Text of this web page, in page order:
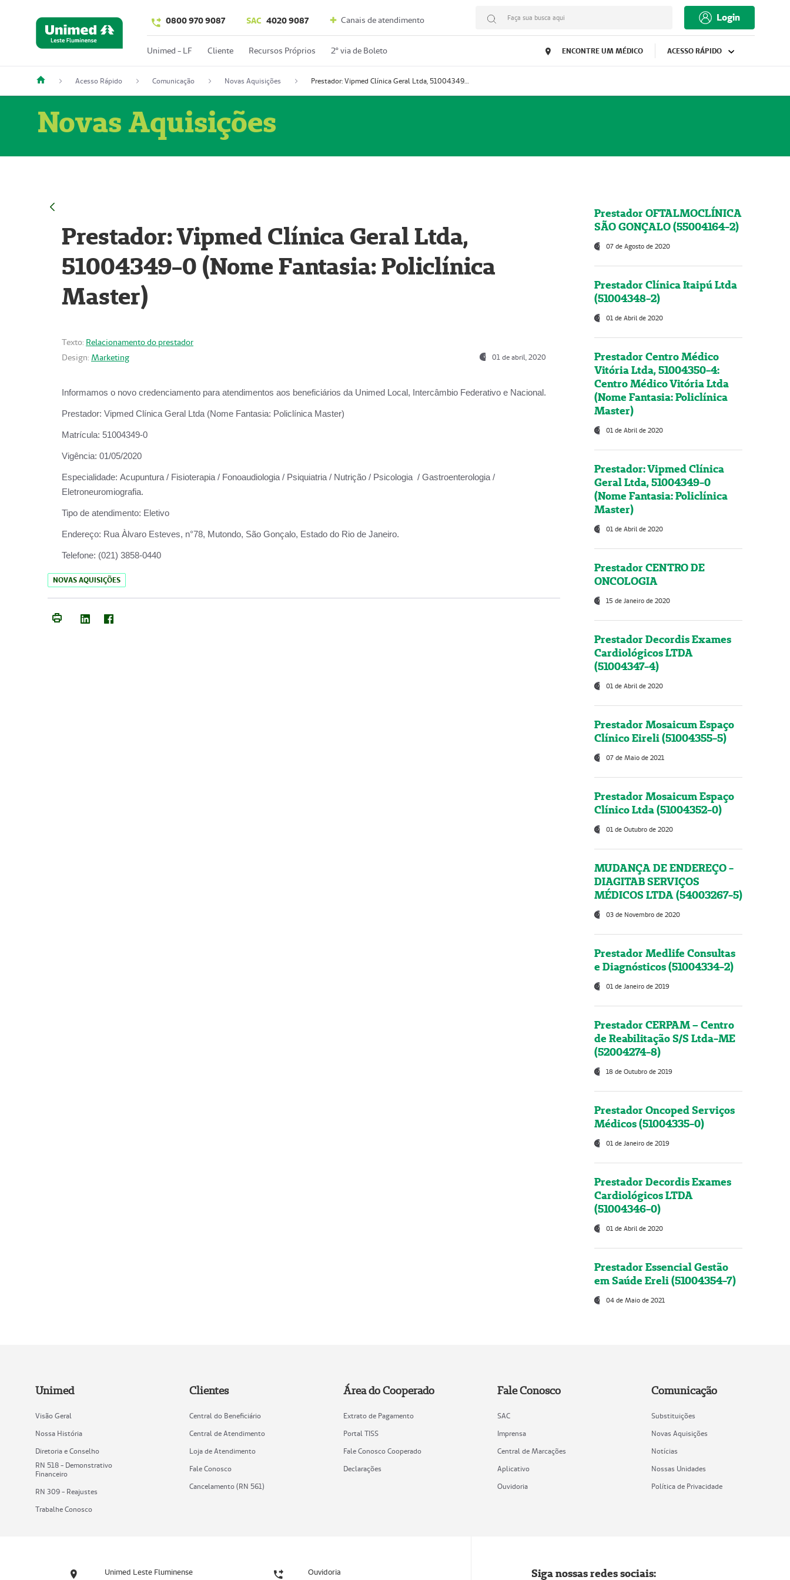
0800 970 9087 SAC 4020 9087 Canais de atendimento Faça sua busca aqui Login
Unimed - LF Cliente Recursos Próprios 2º via de Boleto ENCONTRE UM MÉDICO ACESSO RÁPIDO
Acesso Rápido Comunicação Novas Aquisições Prestador: Vipmed Clínica Geral Ltda, 51004349-0 (Nome Fantasia: Policlínica Master)
Novas Aquisições
Prestador: Vipmed Clínica Geral Ltda,
51004349-0 (Nome Fantasia: Policlínica
Master)
Texto: Relacionamento do prestador
Design: Marketing 01 de abril, 2020
Informamos o novo credenciamento para atendimentos aos beneficiários da Unimed Local, Intercâmbio Federativo e Nacional.
Prestador: Vipmed Clínica Geral Ltda (Nome Fantasia: Policlínica Master)
Matrícula: 51004349-0
Vigência: 01/05/2020
Especialidade: Acupuntura / Fisioterapia / Fonoaudiologia / Psiquiatria / Nutrição / Psicologia / Gastroenterologia /
Eletroneuromiografia.
Tipo de atendimento: Eletivo
Endereço: Rua Àlvaro Esteves, n°78, Mutondo, São Gonçalo, Estado do Rio de Janeiro.
Telefone: (021) 3858-0440
NOVAS AQUISIÇÕES
Prestador OFTALMOCLÍNICA
SÃO GONÇALO (55004164-2)
07 de Agosto de 2020
Prestador Clínica Itaipú Ltda
(51004348-2)
01 de Abril de 2020
Prestador Centro Médico
Vitória Ltda, 51004350-4:
Centro Médico Vitória Ltda
(Nome Fantasia: Policlínica
Master)
01 de Abril de 2020
Prestador: Vipmed Clínica
Geral Ltda, 51004349-0
(Nome Fantasia: Policlínica
Master)
01 de Abril de 2020
Prestador CENTRO DE
ONCOLOGIA
15 de Janeiro de 2020
Prestador Decordis Exames
Cardiológicos LTDA
(51004347-4)
01 de Abril de 2020
Prestador Mosaicum Espaço
Clínico Eireli (51004355-5)
07 de Maio de 2021
Prestador Mosaicum Espaço
Clínico Ltda (51004352-0)
01 de Outubro de 2020
MUDANÇA DE ENDEREÇO -
DIAGITAB SERVIÇOS
MÉDICOS LTDA (54003267-5)
03 de Novembro de 2020
Prestador Medlife Consultas
e Diagnósticos (51004334-2)
01 de Janeiro de 2019
Prestador CERPAM – Centro
de Reabilitação S/S Ltda-ME
(52004274-8)
18 de Outubro de 2019
Prestador Oncoped Serviços
Médicos (51004335-0)
01 de Janeiro de 2019
Prestador Decordis Exames
Cardiológicos LTDA
(51004346-0)
01 de Abril de 2020
Prestador Essencial Gestão
em Saúde Ereli (51004354-7)
04 de Maio de 2021
Unimed
Visão Geral
Nossa História
Diretoria e Conselho
RN 518 - Demonstrativo
Financeiro
RN 309 - Reajustes
Trabalhe Conosco
Clientes
Central do Beneficiário
Central de Atendimento
Loja de Atendimento
Fale Conosco
Cancelamento (RN 561)
Área do Cooperado
Extrato de Pagamento
Portal TISS
Fale Conosco Cooperado
Declarações
Fale Conosco
SAC
Imprensa
Central de Marcações
Aplicativo
Ouvidoria
Comunicação
Substituições
Novas Aquisições
Notícias
Nossas Unidades
Política de Privacidade
Unimed Leste Fluminense Ouvidoria Siga nossas redes sociais: